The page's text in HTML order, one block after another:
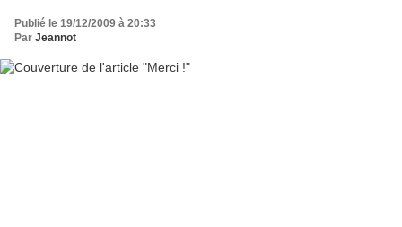
Publié le 19/12/2009 à 20:33
Par Jeannot